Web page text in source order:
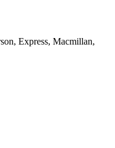
Express, Macmillan,